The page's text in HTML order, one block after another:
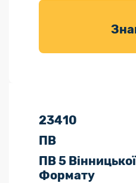
товарів для
23410
ПВ
ПВ 5
Формату